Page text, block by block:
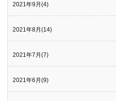
2021年9月(4)
2021年8月(14)
2021年7月(7)
2021年6月(9)